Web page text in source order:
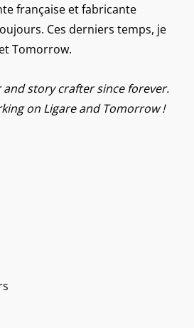
française et fabricante
Ces derniers temps, je
Tomorrow.
story crafter since forever.
on Ligare and Tomorrow !